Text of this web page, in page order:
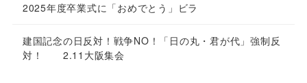
2025年度卒業式に「おめでとう」ビラ
建国記念の日反対！戦争NO！「日の丸・君が代」強制反
対！ 2.11大阪集会